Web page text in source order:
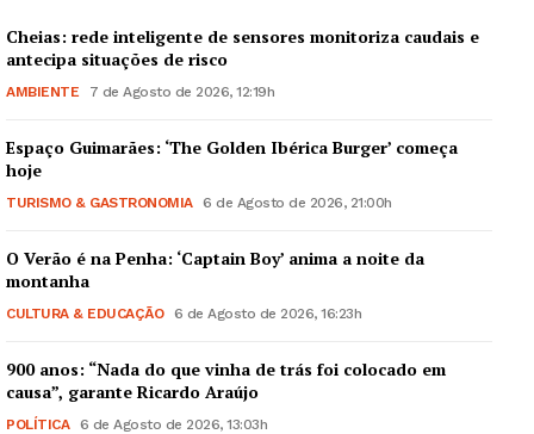
Guimarães, agora!
Cheias: rede inteligente de sensores monitoriza caudais e
antecipa situações de risco
AMBIENTE 7 de Agosto de 2026, 12:19h
Espaço Guimarães: ‘The Golden Ibérica Burger’ começa
hoje
TURISMO & GASTRONOMIA 6 de Agosto de 2026, 21:00h
O Verão é na Penha: ‘Captain Boy’ anima a noite da
montanha
CULTURA & EDUCAÇÃO 6 de Agosto de 2026, 16:23h
900 anos: “Nada do que vinha de trás foi colocado em
causa”, garante Ricardo Araújo
POLÍTICA 6 de Agosto de 2026, 13:03h